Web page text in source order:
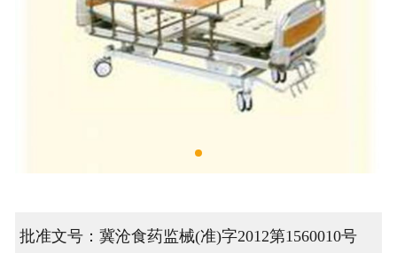
批准文号：冀沧食药监械(准)字2012第1560010号